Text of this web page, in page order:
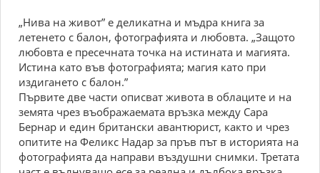
„Нива на живот” е деликатна и мъдра книга за
летeнето с балон, фотографията и любовта. „Защото
любовта е пресечната точка на истината и магията.
Истина като във фотографията; магия като при
издигането с балон.”
Първите две части описват живота в облаците и на
земята чрез въображаемата връзка между Сара
Бернар и един британски авантюрист, както и чрез
опитите на Феликс Надар за пръв път в историята на
фотографията да направи въздушни снимки. Третата